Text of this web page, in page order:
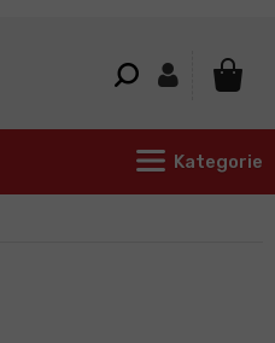
Kategorie